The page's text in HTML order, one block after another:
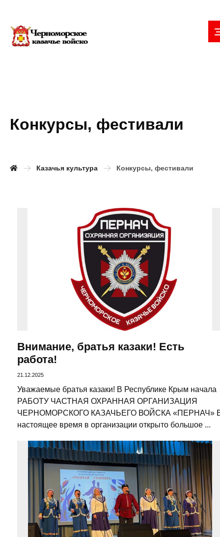
Конкурсы, фестивали
Казачья культура Конкурсы, фестивали
Внимание, братья казаки! Есть
работа!
21.12.2025
Уважаемые братья казаки! В Республике Крым начала
РАБОТУ ЧАСТНАЯ ОХРАННАЯ ОРГАНИЗАЦИЯ
ЧЕРНОМОРСКОГО КАЗАЧЬЕГО ВОЙСКА «ПЕРНАЧ»
настоящее время в организации открыто большое ...